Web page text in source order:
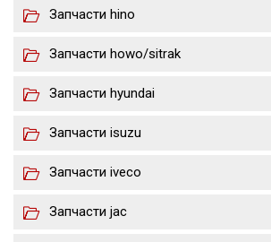
Запчасти hino
Запчасти howo/sitrak
Запчасти hyundai
Запчасти isuzu
Запчасти iveco
Запчасти jac